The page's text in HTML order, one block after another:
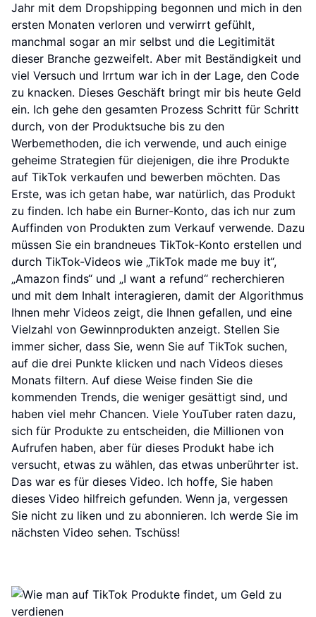
Jahr mit dem Dropshipping begonnen und mich in den
ersten Monaten verloren und verwirrt gefühlt,
manchmal sogar an mir selbst und die Legitimität
dieser Branche gezweifelt. Aber mit Beständigkeit und
viel Versuch und Irrtum war ich in der Lage, den Code
zu knacken. Dieses Geschäft bringt mir bis heute Geld
ein. Ich gehe den gesamten Prozess Schritt für Schritt
durch, von der Produktsuche bis zu den
Werbemethoden, die ich verwende, und auch einige
geheime Strategien für diejenigen, die ihre Produkte
auf TikTok verkaufen und bewerben möchten. Das
Erste, was ich getan habe, war natürlich, das Produkt
zu finden. Ich habe ein Burner-Konto, das ich nur zum
Auffinden von Produkten zum Verkauf verwende. Dazu
müssen Sie ein brandneues TikTok-Konto erstellen und
durch TikTok-Videos wie „TikTok made me buy it“,
„Amazon finds“ und „I want a refund“ recherchieren
und mit dem Inhalt interagieren, damit der Algorithmus
Ihnen mehr Videos zeigt, die Ihnen gefallen, und eine
Vielzahl von Gewinnprodukten anzeigt. Stellen Sie
immer sicher, dass Sie, wenn Sie auf TikTok suchen,
auf die drei Punkte klicken und nach Videos dieses
Monats filtern. Auf diese Weise finden Sie die
kommenden Trends, die weniger gesättigt sind, und
haben viel mehr Chancen. Viele YouTuber raten dazu,
sich für Produkte zu entscheiden, die Millionen von
Aufrufen haben, aber für dieses Produkt habe ich
versucht, etwas zu wählen, das etwas unberührter ist.
Das war es für dieses Video. Ich hoffe, Sie haben
dieses Video hilfreich gefunden. Wenn ja, vergessen
Sie nicht zu liken und zu abonnieren. Ich werde Sie im
nächsten Video sehen. Tschüss!